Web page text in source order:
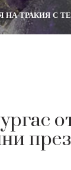
НА ТРАКИЯ С